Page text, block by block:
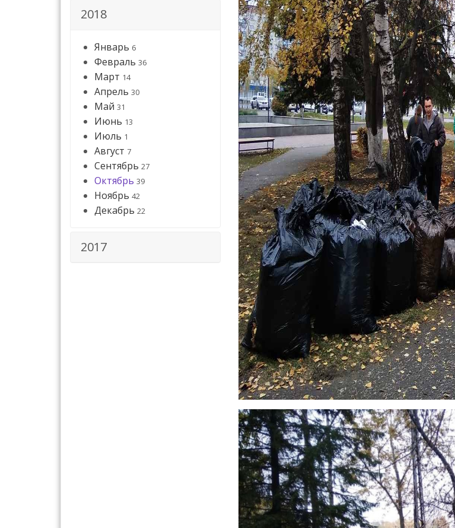
2018
Январь 6
Февраль 36
Март 14
Апрель 30
Май 31
Июнь 13
Июль 1
Август 7
Сентябрь 27
Октябрь 39
Ноябрь 42
Декабрь 22
2017